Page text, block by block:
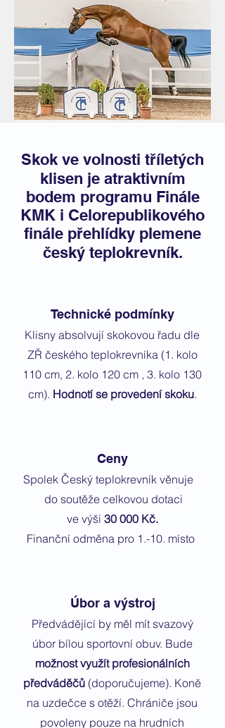
Skok ve volnosti tříletých
klisen je atraktivním
bodem programu Finále
KMK i Celorepublikového
finále přehlídky plemene
český teplokrevník.
Technické podmínky
Klisny absolvují skokovou řadu dle
ZŘ českého teplokrevníka (1. kolo
110 cm, 2. kolo 120 cm , 3. kolo 130
cm). Hodnotí se provedení skoku.
Ceny
Spolek Český teplokrevník věnuje
do soutěže celkovou dotaci
ve výši 30 000 Kč.
Finanční odměna pro 1.-10. místo
Úbor a výstroj
Předvádějící by měl mít svazový
úbor bílou sportovní obuv. Bude
možnost využít profesionálních
předváděčů (doporučujeme). Koně
na uzdečce s otěží. Chrániče jsou
povoleny pouze na hrudních